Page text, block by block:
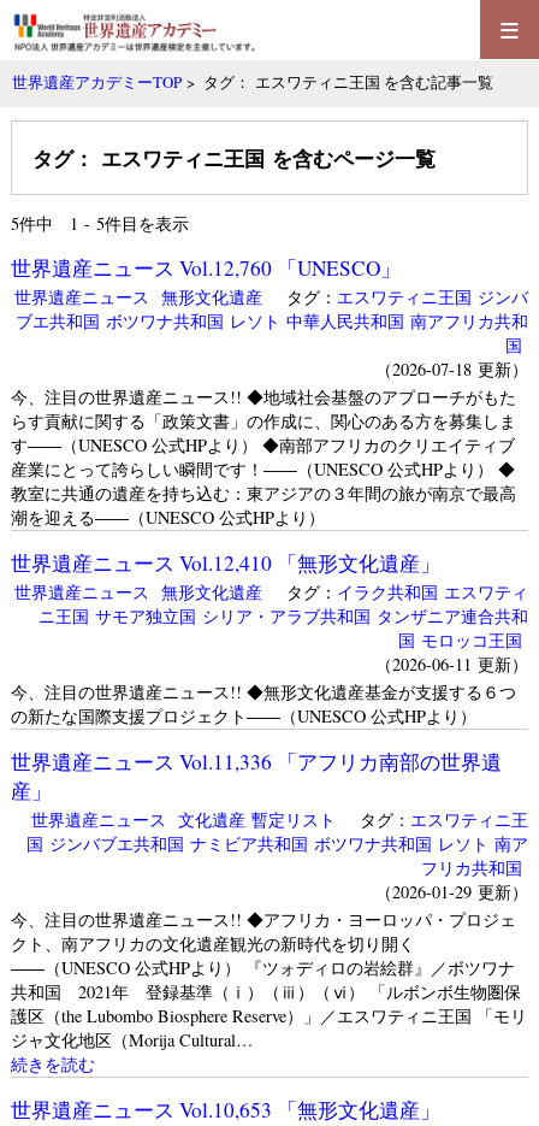
≡
世界遺産アカデミーTOP > タグ： エスワティニ王国 を含む記事一覧
タグ： エスワティニ王国 を含むページ一覧
5件中 1 - 5件目を表示
世界遺産ニュース Vol.12,760 「UNESCO」
世界遺産ニュース 無形文化遺産タグ： エスワティニ王国 ジンバ
ブエ共和国 ボツワナ共和国 レソト 中華人民共和国 南アフリカ共和
国
（2026-07-18 更新）
今、注目の世界遺産ニュース!! ◆地域社会基盤のアプローチがもた
らす貢献に関する「政策文書」の作成に、関心のある方を募集しま
す――（UNESCO 公式HPより） ◆南部アフリカのクリエイティブ
産業にとって誇らしい瞬間です！――（UNESCO 公式HPより） ◆
教室に共通の遺産を持ち込む：東アジアの３年間の旅が南京で最高
潮を迎える――（UNESCO 公式HPより）
世界遺産ニュース Vol.12,410 「無形文化遺産」
世界遺産ニュース 無形文化遺産タグ： イラク共和国 エスワティ
ニ王国 サモア独立国 シリア・アラブ共和国 タンザニア連合共和
国 モロッコ王国
（2026-06-11 更新）
今、注目の世界遺産ニュース!! ◆無形文化遺産基金が支援する６つ
の新たな国際支援プロジェクト――（UNESCO 公式HPより）
世界遺産ニュース Vol.11,336 「アフリカ南部の世界遺
産」
世界遺産ニュース 文化遺産 暫定リスト タグ： エスワティニ王
国 ジンバブエ共和国 ナミビア共和国 ボツワナ共和国 レソト 南ア
フリカ共和国
（2026-01-29 更新）
今、注目の世界遺産ニュース!! ◆アフリカ・ヨーロッパ・プロジェ
クト、南アフリカの文化遺産観光の新時代を切り開く
――（UNESCO 公式HPより） 『ツォディロの岩絵群』／ボツワナ
共和国 2021年 登録基準（ⅰ）（ⅲ）（ⅵ） 「ルボンボ生物圏保
護区（the Lubombo Biosphere Reserve）」／エスワティニ王国 「モリ
ジャ文化地区（Morija Cultural…
続きを読む
世界遺産ニュース Vol.10,653 「無形文化遺産」